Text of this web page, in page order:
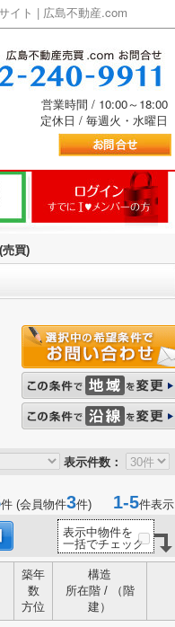
イト | 広島不動産.com
営業時間 / 10:00～18:00
定休日 / 毎週火・水曜日
売買)
表示件数：
件 (会員物件3件) 1-5件表示
表示中物件を
一括でチェック
築年
数
方位
構造
所在階 / （階
建）